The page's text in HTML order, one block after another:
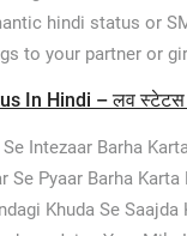
hindi status or
to your partner or
In Hindi – लव स्टेटस
Intezaar Barha
Se Pyaar Barha Karta
Khuda Se Saajda